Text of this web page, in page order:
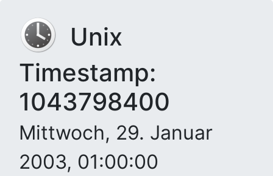
Unix
Timestamp:
1043798400
Mittwoch, 29. Januar
2003, 01:00:00